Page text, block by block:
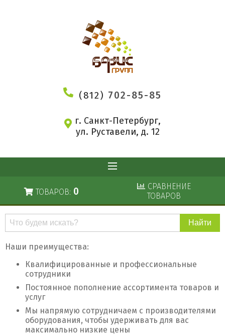
(812) 702-85-85
г. Санкт-Петербург,
ул. Руставели, д. 12
ТОВАРОВ: 0
СРАВНЕНИЕ
ТОВАРОВ
Поиск
каталогу
Наши преимущества:
Квалифицированные и профессиональные
сотрудники
Постоянное пополнение ассортимента товаров и
услуг
Мы напрямую сотрудничаем с производителями
оборудования, чтобы удерживать для вас
максимально низкие цены